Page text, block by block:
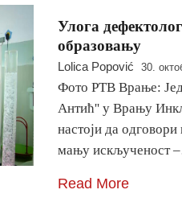
Улога
образовању
Lolica Popović 30.
Фото РТВ Врање:
Антић'' у Врању
настоји да
мању искљученост
Read More